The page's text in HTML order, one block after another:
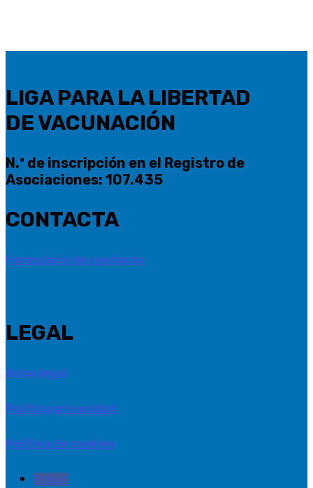
LIGA PARA LA LIBERTAD
DE VACUNACIÓN
N.º de inscripción en el Registro de
Asociaciones: 107.435
CONTACTA
Formulario de contacto
LEGAL
Aviso legal
Política privacidad
Política de cookies
Seguir